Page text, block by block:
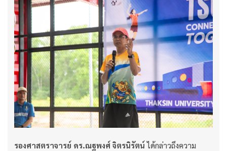
รองศาสตราจารย์ ดร.ณฐพงศ์ จิตรนิรัตน์ได้กล่าวถึงความ